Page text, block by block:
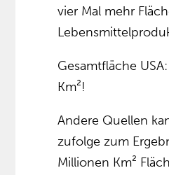
vier Mal mehr
Gesamtfläche
Km²!
Andere Quellen
zufolge zum
Millionen Km²